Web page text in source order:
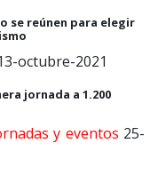
se reúnen para elegir
octubre-2021
jornada a 1.200
y eventos 25-